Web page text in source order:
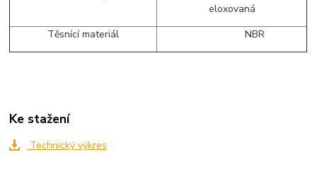
eloxovaná
Těsnící materiál
NBR
Ke stažení
Technický výkres